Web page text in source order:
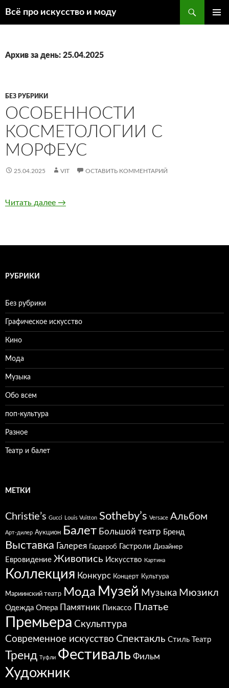
Всё про искусство и моду
Архив за день: 25.04.2025
БЕЗ РУБРИКИ
ОСОБЕННОСТИ
КОСМЕТОЛОГИИ С
МОРФЕУС
25.04.2025 VIT ОСТАВИТЬ КОММЕНТАРИЙ
Читать далее Особенности косметологии с морфеус
→
РУБРИКИ
Без рубрики
Графическое искусство
Кино
Мода
Музыка
Обо всем
поп-культура
Разное
Театр и балет
МЕТКИ
Christie’s Gucci Louis Vuitton Sotheby’s Versace Альбом
Арт-дилер Аукцион Балет Большой театр Бренд
Выставка Галерея Гардероб Гастроли Дизайнер
Евровидение Живопись Искусство Картина
Коллекция Конкурс Концерт Культура
Мариинский театр Мода Музей Музыка Мюзикл
Одежда Опера Памятник Пикассо Платье
Премьера Скульптура
Современное искусство Спектакль Стиль Театр
Тренд Туфли Фестиваль Фильм
Художник